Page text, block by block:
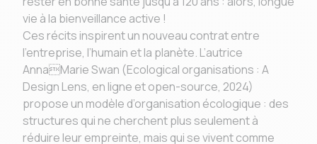
vie à la bienveillance active !
Ces récits inspirent un nouveau contrat entre
l’entreprise, l’humain et la planète. L’autrice
AnnaMarie Swan (Ecological organisations : A
Design Lens, en ligne et open-source, 2024)
propose un modèle d’organisation écologique : des
structures qui ne cherchent plus seulement à
réduire leur empreinte, mais qui se vivent comme